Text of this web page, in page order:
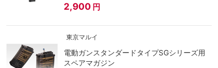
2,900 円
東京マルイ
電動ガンスタンダードタイプSGシリーズ用
スペアマガジン